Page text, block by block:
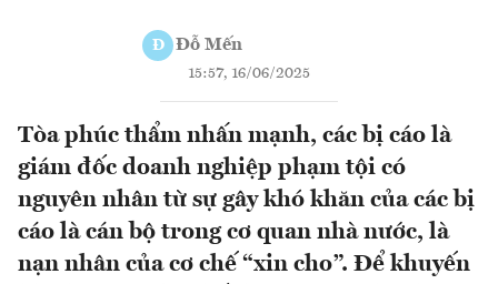
Đ Đỗ Mến
15:57, 16/06/2025
Tòa phúc thẩm nhấn mạnh, các bị cáo là
giám đốc doanh nghiệp phạm tội có
nguyên nhân từ sự gây khó khăn của các bị
cáo là cán bộ trong cơ quan nhà nước, là
nạn nhân của cơ chế “xin cho”. Để khuyến